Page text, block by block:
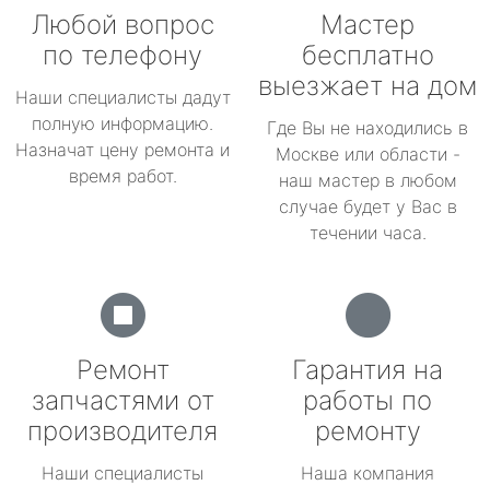
Любой вопрос
по телефону
Наши специалисты дадут
полную информацию.
Назначат цену ремонта и
время работ.
Мастер
бесплатно
выезжает на дом
Где Вы не находились в
Москве или области -
наш мастер в любом
случае будет у Вас в
течении часа.
Ремонт
запчастями от
производителя
Наши специалисты
Гарантия на
работы по
ремонту
Наша компания